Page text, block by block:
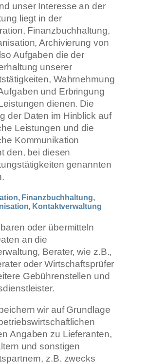
unser Interesse an der
liegt in der
Finanzbuchhaltung,
Archivierung von
Aufgaben die der
unserer
Wahrnehmung
und Erbringung
dienen. Die
der Daten im Hinblick auf
Leistungen und die
Kommunikation
den, bei diesen
genannten
Finanzbuchhaltung,
Kontaktverwaltung
oder übermitteln
an die
Berater, wie z.B.,
oder Wirtschaftsprüfer
Gebührenstellen und
wir auf Grundlage
Angaben zu Lieferanten,
und sonstigen
z.B. zwecks